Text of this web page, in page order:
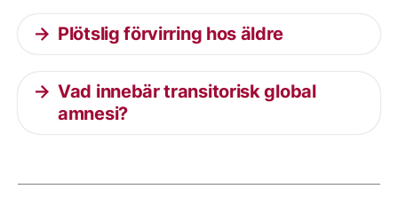
Plötslig förvirring hos äldre
Vad innebär transitorisk global
amnesi?